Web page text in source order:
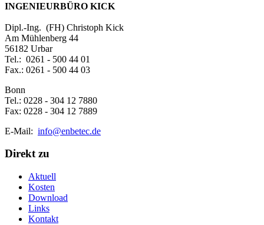
INGENIEURBÜRO KICK
Dipl.-Ing. (FH) Christoph Kick
Am Mühlenberg 44
56182 Urbar
Tel.: 0261 - 500 44 01
Fax.: 0261 - 500 44 03
Bonn
Tel.: 0228 - 304 12 7880
Fax: 0228 - 304 12 7889
E-Mail: info@enbetec.de
Direkt zu
Aktuell
Kosten
Download
Links
Kontakt